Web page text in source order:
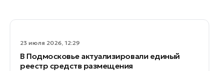
23 июля 2026, 12:29
В Подмосковье актуализировали единый
реестр средств размещения